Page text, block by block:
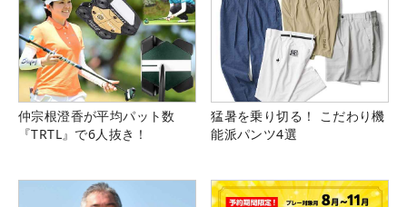
仲宗根澄香が平均パット数
『TRTL』で6人抜き！
猛暑を乗り切る！ こだわり機
能派パンツ4選